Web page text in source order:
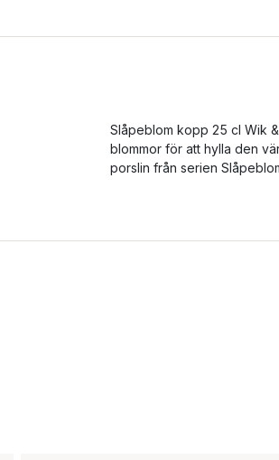
Slåpeblom kopp 25 cl Wik
blommor för att hylla den
porslin från serien